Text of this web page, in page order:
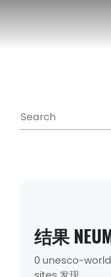
结果
0 unesco-